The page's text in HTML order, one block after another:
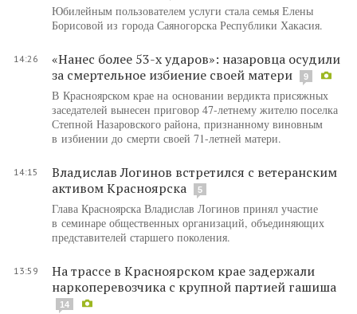
Юбилейным пользователем услуги стала семья Елены
Борисовой из города Саяногорска Республики Хакасия.
14:26
«Нанес более 53-х ударов»: назаровца осудили
за смертельное избиение своей матери
9
В Красноярском крае на основании вердикта присяжных
заседателей вынесен приговор 47-летнему жителю поселка
Степной Назаровского района, признанному виновным
в избиении до смерти своей 71-летней матери.
14:15
Владислав Логинов встретился с ветеранским
активом Красноярска
5
Глава Красноярска Владислав Логинов принял участие
в семинаре общественных организаций, объединяющих
представителей старшего поколения.
13:59
На трассе в Красноярском крае задержали
наркоперевозчика с крупной партией гашиша
14